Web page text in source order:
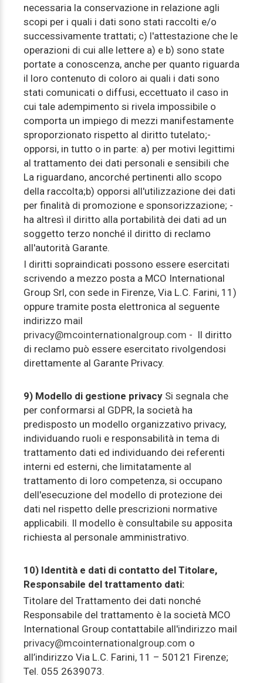
necessaria la conservazione in relazione agli
scopi per i quali i dati sono stati raccolti e/o
successivamente trattati; c) l'attestazione che le
operazioni di cui alle lettere a) e b) sono state
portate a conoscenza, anche per quanto riguarda
il loro contenuto di coloro ai quali i dati sono
stati comunicati o diffusi, eccettuato il caso in
cui tale adempimento si rivela impossibile o
comporta un impiego di mezzi manifestamente
sproporzionato rispetto al diritto tutelato;-
opporsi, in tutto o in parte: a) per motivi legittimi
al trattamento dei dati personali e sensibili che
La riguardano, ancorché pertinenti allo scopo
della raccolta;b) opporsi all'utilizzazione dei dati
per finalità di promozione e sponsorizzazione; -
ha altresì il diritto alla portabilità dei dati ad un
soggetto terzo nonché il diritto di reclamo
all'autorità Garante.
I diritti sopraindicati possono essere esercitati
scrivendo a mezzo posta a MCO International
Group Srl, con sede in Firenze, Via L.C. Farini, 11)
oppure tramite posta elettronica al seguente
indirizzo mail
privacy@mcointernationalgroup.com - Il diritto
di reclamo può essere esercitato rivolgendosi
direttamente al Garante Privacy.
9) Modello di gestione privacy Si segnala che
per conformarsi al GDPR, la società ha
predisposto un modello organizzativo privacy,
individuando ruoli e responsabilità in tema di
trattamento dati ed individuando dei referenti
interni ed esterni, che limitatamente al
trattamento di loro competenza, si occupano
dell'esecuzione del modello di protezione dei
dati nel rispetto delle prescrizioni normative
applicabili. Il modello è consultabile su apposita
richiesta al personale amministrativo.
10) Identità e dati di contatto del Titolare,
Responsabile del trattamento dati:
Titolare del Trattamento dei dati nonché
Responsabile del trattamento è la società MCO
International Group contattabile all'indirizzo mail
privacy@mcointernationalgroup.com o
all’indirizzo Via L.C. Farini, 11 – 50121 Firenze;
Tel. 055 2639073.